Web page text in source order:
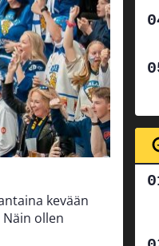
kevään
ollen